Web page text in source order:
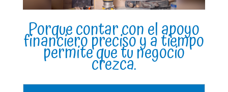
Porque contar con el apoyo
financiero preciso y a tiempo
permite que tu negocio
crezca.